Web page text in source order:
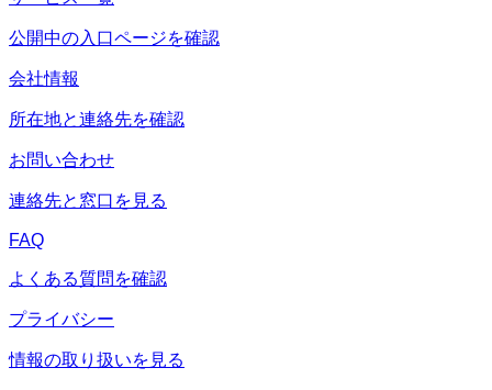
公開中の入口ページを確認
会社情報
所在地と連絡先を確認
お問い合わせ
連絡先と窓口を見る
FAQ
よくある質問を確認
プライバシー
情報の取り扱いを見る